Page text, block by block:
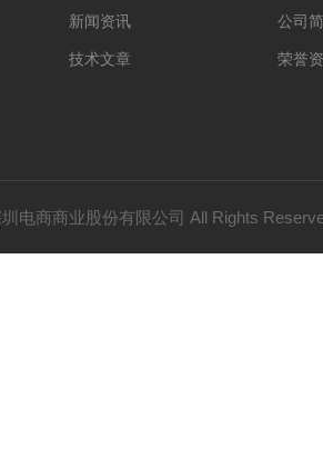
新闻资讯
技术文章
公司
荣誉
电商商业股份有限公司 All Rights